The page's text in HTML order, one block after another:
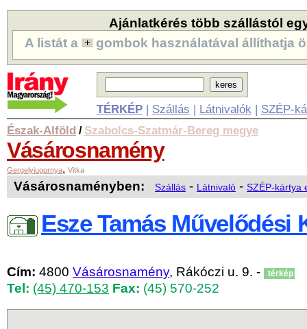
Ajánlatkérés több szállástól
A listát a
gombok használatával állíthatja
TÉRKÉP| Szállás | Látnivalók | SZÉP-
Észak-Alföld / Szabolcs-Szatmár-Bereg megye
Vásárosnamény
Gergelyiugornya, Vitka
Vásárosnaményben: Szállás - Látnivaló - SZÉP-kártya
Esze Tamás Művelődési
Cím: 4800 Vásárosnamény, Rákóczi u. 9. - térkép
Tel: (45) 470-153 Fax: (45) 570-252